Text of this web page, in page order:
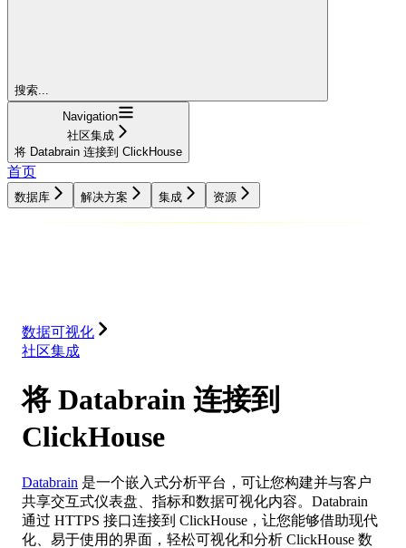
搜索...
Navigation
社区集成
将 Databrain 连接到 ClickHouse
首页
数据库 解决方案 集成 资源
数据可视化
社区集成
将 Databrain 连接到
ClickHouse
Databrain 是一个嵌入式分析平台，可让您构建并与客户
共享交互式仪表盘、指标和数据可视化内容。Databrain
通过 HTTPS 接口连接到 ClickHouse，让您能够借助现代
化、易于使用的界面，轻松可视化和分析 ClickHouse 数